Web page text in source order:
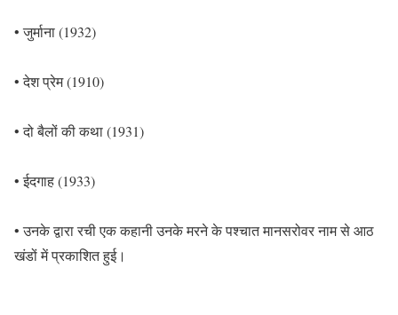
• जुर्माना (1932)
• देश प्रेम (1910)
• दो बैलों की कथा (1931)
• ईदगाह (1933)
• उनके द्वारा रची एक कहानी उनके मरने के पश्चात मानसरोवर नाम से आठ
खंडों में प्रकाशित हुई।